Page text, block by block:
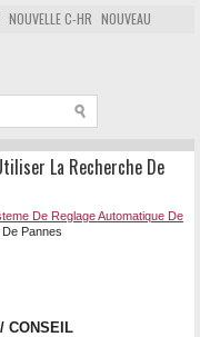
NOUVELLE C-HR NOUVEAU
La Recherche De
De Reglage Automatique De
Pannes
CONSEIL